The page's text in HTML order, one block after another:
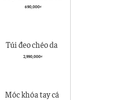
cà giá rẻ BCS05
690,000₫
Túi đeo chéo da
nam Vân Cá Sấu
2,990,000₫
Móc khóa tay cá